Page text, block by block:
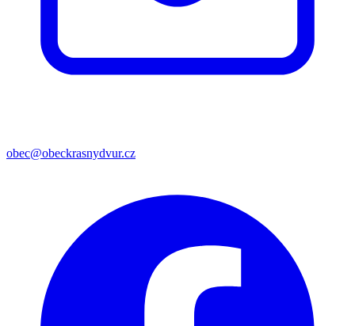
obec@obeckrasnydvur.cz